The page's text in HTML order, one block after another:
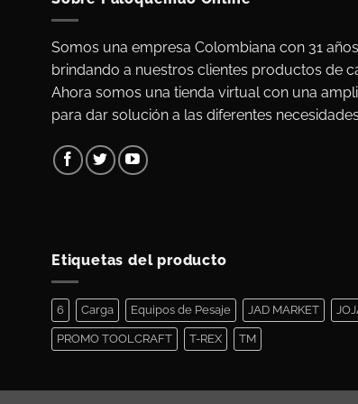
Somos una empresa Colombiana con 31
brindando a nuestros clientes productos de
Ahora somos una tienda virtual con una
para dar solución a las diferentes
Etiquetas del producto
6 Carga Equipos de Pesaje JAD MARKET
PROMO TOOLCRAFT T-REX TM